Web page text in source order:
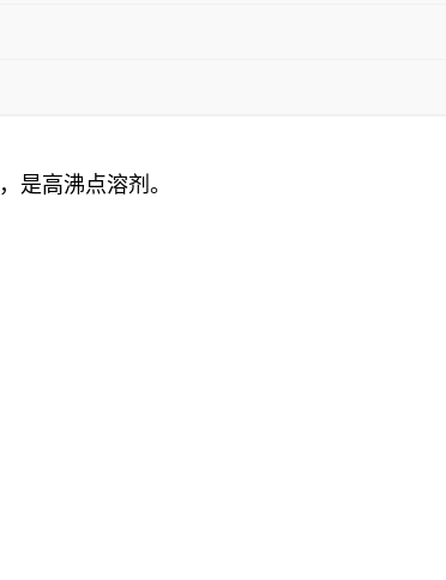
，是高沸点溶剂。